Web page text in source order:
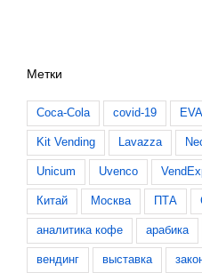
Метки
Coca-Cola covid-19 EVA
Kit Vending Lavazza
Unicum Uvenco
Китай Москва ПТА
аналитика кофе арабика
вендинг выставка